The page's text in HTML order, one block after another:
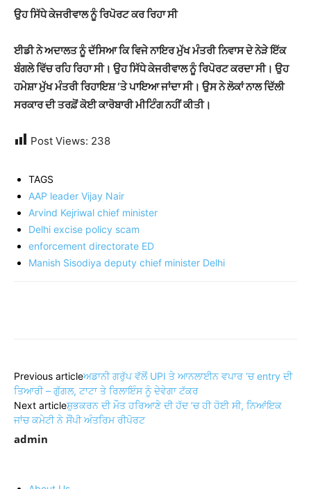
ਉਹ ਸਿੱਧੇ ਕੇਜਰੀਵਾਲ ਨੂੰ ਰਿਪੋਰਟ ਕਰ ਰਿਹਾ ਸੀ
ਈਡੀ ਨੇ ਅਦਾਲਤ ਨੂੰ ਦੱਸਿਆ ਕਿ ਵਿਜੇ ਨਾਇਰ ਮੁੱਖ ਮੰਤਰੀ ਨਿਵਾਸ ਦੇ ਨੇੜੇ ਇੱਕ
ਬੰਗਲੇ ਵਿੱਚ ਰਹਿ ਰਿਹਾ ਸੀ। ਉਹ ਸਿੱਧੇ ਕੇਜਰੀਵਾਲ ਨੂੰ ਰਿਪੋਰਟ ਕਰਦਾ ਸੀ। ਉਹ
ਹਮੇਸ਼ਾ ਮੁੱਖ ਮੰਤਰੀ ਰਿਹਾਇਸ਼ ‘ਤੇ ਪਾਇਆ ਜਾਂਦਾ ਸੀ। ਉਸ ਨੇ ਲੋਕਾਂ ਨਾਲ ਦਿੱਲੀ
ਸਰਕਾਰ ਦੀ ਤਰਫ਼ੋਂ ਕੋਈ ਕਾਰੋਬਾਰੀ ਮੀਟਿੰਗ ਨਹੀਂ ਕੀਤੀ।
Post Views: 238
TAGS
AAP leader Vijay Nair
Arvind Kejriwal chief minister
Delhi excise policy scam
enforcement directorate ED
Manish Sisodiya deputy chief minister Delhi
Previous articleਅਡਾਨੀ ਗਰੁੱਪ ਵੱਲੋਂ UPI ਤੇ ਆਨਲਾਈਨ ਵਪਾਰ ‘ਚ entry ਦੀ
ਤਿਆਰੀ – ਗੁੱਗਲ, ਟਾਟਾ ਤੇ ਰਿਲਾਇੰਸ ਨੂੰ ਦੇਵੇਗਾ ਟੱਕਰ
Next articleਸ਼ੁਭਕਰਨ ਦੀ ਮੌਤ ਹਰਿਆਣੇ ਦੀ ਹੱਦ ’ਚ ਹੀ ਹੋਈ ਸੀ, ਨਿਆਂਇਕ
ਜਾਂਚ ਕਮੇਟੀ ਨੇ ਸੌਂਪੀ ਅੰਤਰਿਮ ਰੀਪੋਰਟ
admin